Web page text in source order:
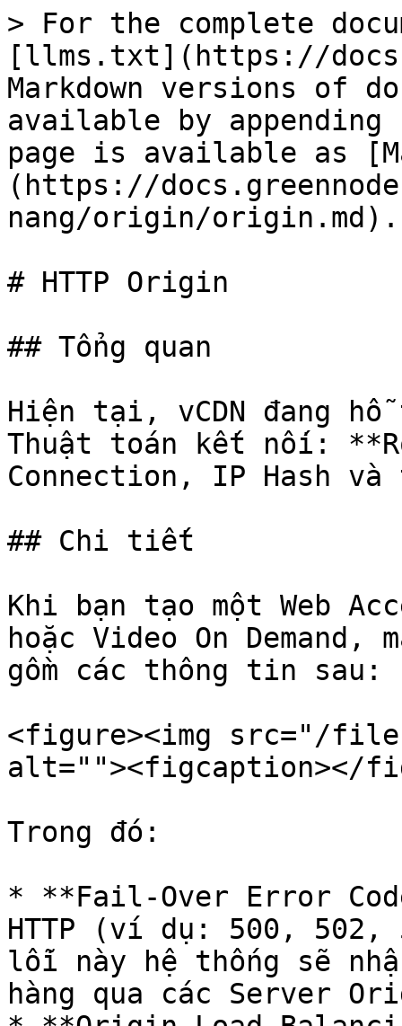
> For the complete
[llms.txt](https://
Markdown versions of
available by
page is available as
(https://
nang/origin/origin.md).
# HTTP Origin
## Tổng quan
Hiện tại, vCDN đang
Thuật toán kết nối:
Connection, IP Hash
## Chi tiết
Khi bạn tạo một Web
hoặc Video On Demand,
gồm các thông tin sau:
<figure><img src="/files/
alt=""><figcaption></
Trong đó:
* **Fail-Over Error
HTTP (ví dụ: 500, 502,
lỗi này hệ thống sẽ
hàng qua các Server